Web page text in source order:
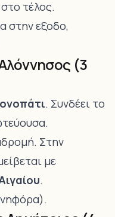
τέλος.
στην εξοδο,
(3
. Συνδέει το
Στην
με
.